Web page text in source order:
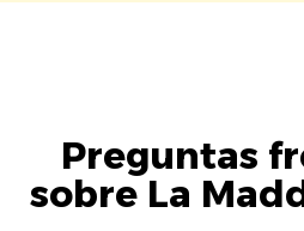
Preguntas
sobre La